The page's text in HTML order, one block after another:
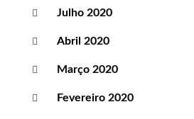
Julho 2020
Abril 2020
Março 2020
Fevereiro 2020